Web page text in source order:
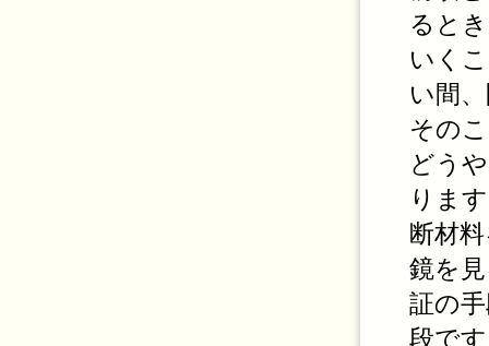
ると
いく
い間
その
どう
りま
断材
鏡を
証の
段で